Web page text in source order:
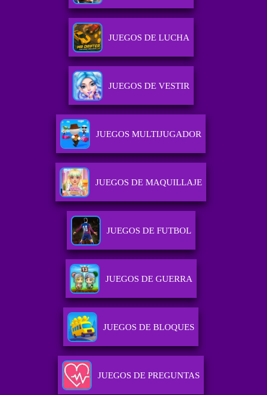
JUEGOS DE LUCHA
JUEGOS DE VESTIR
JUEGOS MULTIJUGADOR
JUEGOS DE MAQUILLAJE
JUEGOS DE FUTBOL
JUEGOS DE GUERRA
JUEGOS DE BLOQUES
JUEGOS DE PREGUNTAS